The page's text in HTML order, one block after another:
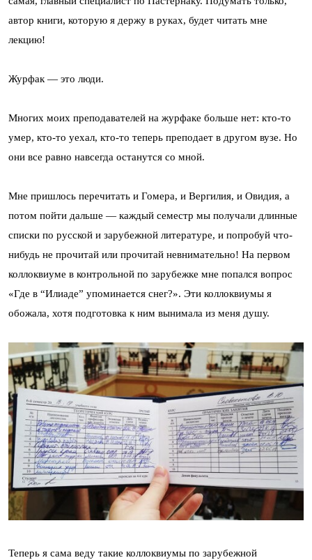
автор книги, которую я держу в руках, будет читать мне
лекцию!
Журфак — это люди.
Многих моих преподавателей на журфаке больше нет: кто-то
умер, кто-то уехал, кто-то теперь преподает в другом вузе. Но
они все равно навсегда останутся со мной.
Мне пришлось перечитать и Гомера, и Вергилия, и Овидия, а
потом пойти дальше — каждый семестр мы получали длинные
списки по русской и зарубежной литературе, и попробуй что-
нибудь не прочитай или прочитай невнимательно! На первом
коллоквиуме в контрольной по зарубежке мне попался вопрос
«Где в “Илиаде” упоминается снег?». Эти коллоквиумы я
обожала, хотя подготовка к ним вынимала из меня душу.
Теперь я сама веду такие коллоквиумы по зарубежной